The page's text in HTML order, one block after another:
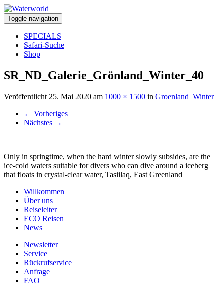
Toggle navigation
SPECIALS
Safari-Suche
Shop
SR_ND_Galerie_Grönland_Winter_40
Veröffentlicht 25. Mai 2020 am 1000 × 1500 in Groenland_Winter
← Vorheriges
Nächstes →
Only in springtime, when the hard winter slowly subsides, are the
ice-cold waters suitable for divers who can dive around a iceberg
that floats in crystal-clear water, Tasiilaq, East Greenland
Willkommen
Über uns
Reiseleiter
ECO Reisen
News
Newsletter
Service
Rückrufservice
Anfrage
FAQ